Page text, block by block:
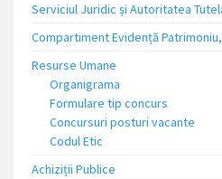
Serviciul Juridic și Autoritatea
Compartiment Evidență
Resurse Umane
Organigrama
Formulare tip concurs
Concursuri posturi vacante
Codul Etic
Achiziții Publice